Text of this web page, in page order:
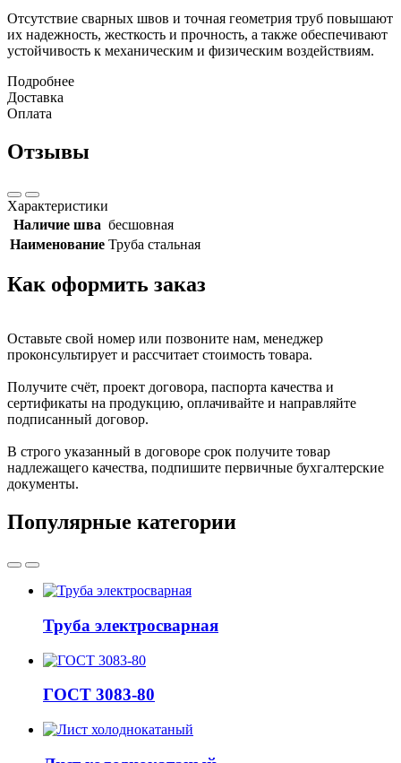
Отсутствие сварных швов и точная геометрия труб повышают
их надежность, жесткость и прочность, а также обеспечивают
устойчивость к механическим и физическим воздействиям.
Подробнее
Доставка
Оплата
Отзывы
Характеристики
Наличие шва бесшовная
Наименование Труба стальная
Как оформить заказ
Оставьте свой номер или позвоните нам, менеджер
проконсультирует и рассчитает стоимость товара.
Получите счёт, проект договора, паспорта качества и
сертификаты на продукцию, оплачивайте и направляйте
подписанный договор.
В строго указанный в договоре срок получите товар
надлежащего качества, подпишите первичные бухгалтерские
документы.
Популярные категории
Труба электросварная
ГОСТ 3083-80